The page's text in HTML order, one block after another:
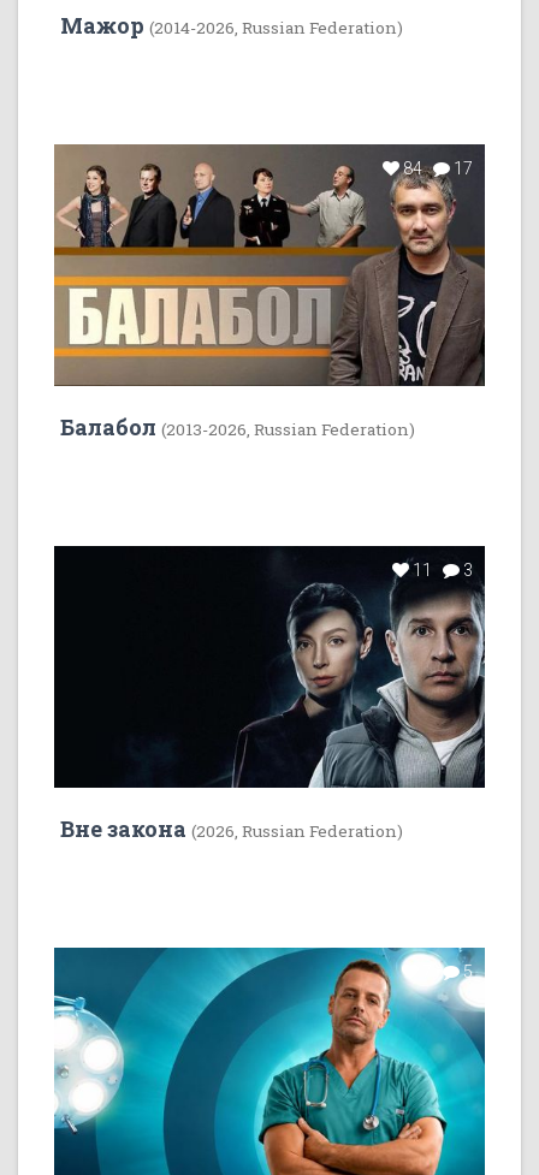
Мажор (2014-2026, Russian Federation)
84 17
Балабол (2013-2026, Russian Federation)
11 3
Вне закона (2026, Russian Federation)
7 5